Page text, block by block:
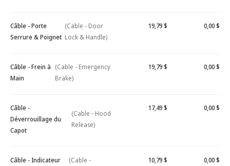
Câble - Porte
Serrure & Poignet
(Cable - Door
Lock & Handle)
19,79 $ 0,00 $
Câble - Frein à
Main
(Cable - Emergency
Brake)
19,79 $ 0,00 $
Câble -
Déverrouillage du
Capot
(Cable - Hood
Release)
17,49 $ 0,00 $
Câble - Indicateur
(Cable -
10,79 $ 0,00 $